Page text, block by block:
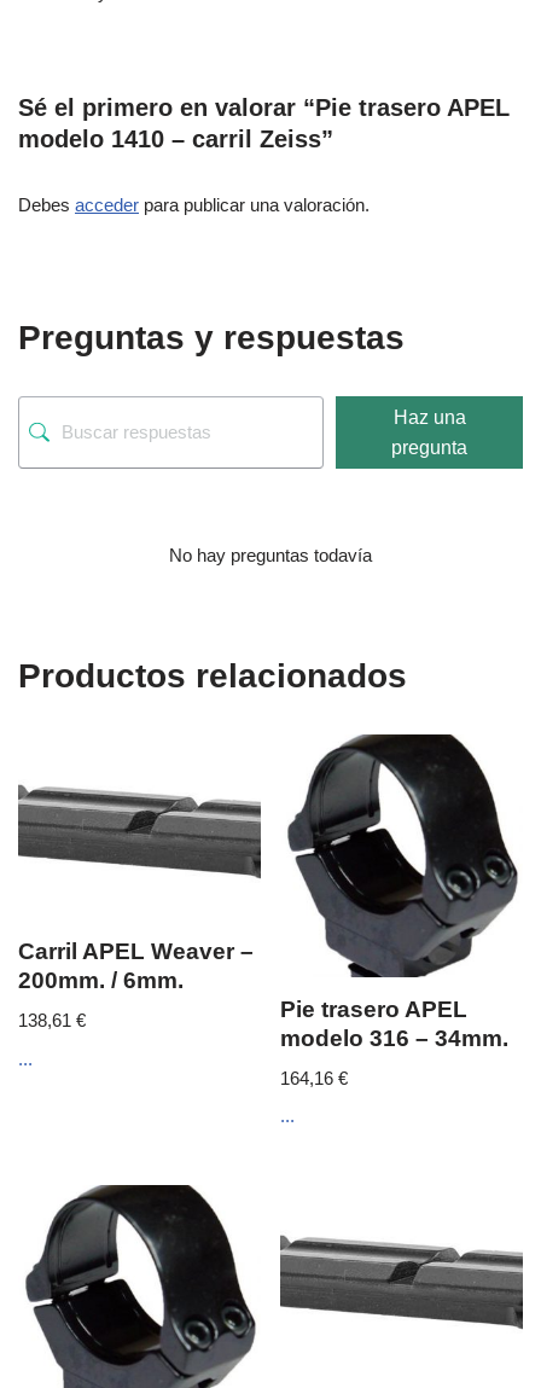
Sé el primero en valorar “Pie trasero APEL
modelo 1410 – carril Zeiss”
Debes acceder para publicar una valoración.
Preguntas y respuestas
Haz una
pregunta
No hay preguntas todavía
Productos relacionados
Carril APEL Weaver –
200mm. / 6mm.
138,61 €
...
Pie trasero APEL
modelo 316 – 34mm.
164,16€
...